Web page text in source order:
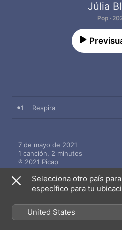
Júlia
Pop ·
1 Respira
7 de mayo de 2021
1 canción, 2 minutos
℗ 2021 Picap
Más de Júlia Blum
Selecciona otro país
específico para tu
United States